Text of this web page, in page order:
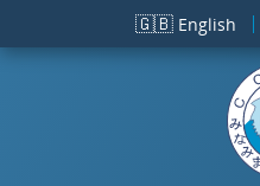
メインコンテンツに移動
🇬🇧 English